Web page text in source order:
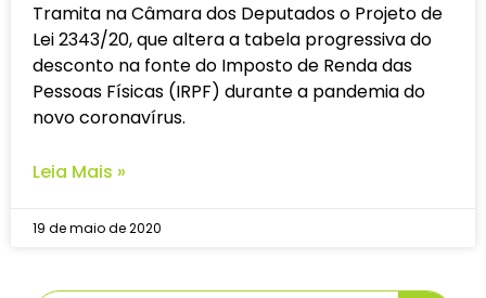
Tramita na Câmara dos Deputados o Projeto de
Lei 2343/20, que altera a tabela progressiva do
desconto na fonte do Imposto de Renda das
Pessoas Físicas (IRPF) durante a pandemia do
novo coronavírus.
Leia Mais »
19 de maio de 2020